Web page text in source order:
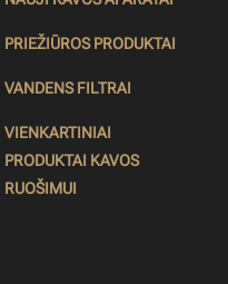
PRIEŽIŪROS PRODUKTAI
VANDENS FILTRAI
VIENKARTINIAI
PRODUKTAI KAVOS
RUOŠIMUI